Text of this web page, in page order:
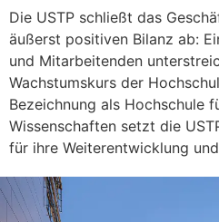
Die USTP schließt das
äußerst positiven Bilanz ab:
und Mitarbeitenden
Wachstumskurs der
Bezeichnung als Hochschule
Wissenschaften setzt die
für ihre Weiterentwicklung